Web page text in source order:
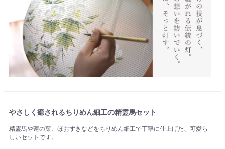
やさしく癒されるちりめん細工の精霊馬セット
精霊馬や蓮の葉、ほおずきなどをちりめん細工で丁寧に仕上げた、可愛ら
しいセットです。